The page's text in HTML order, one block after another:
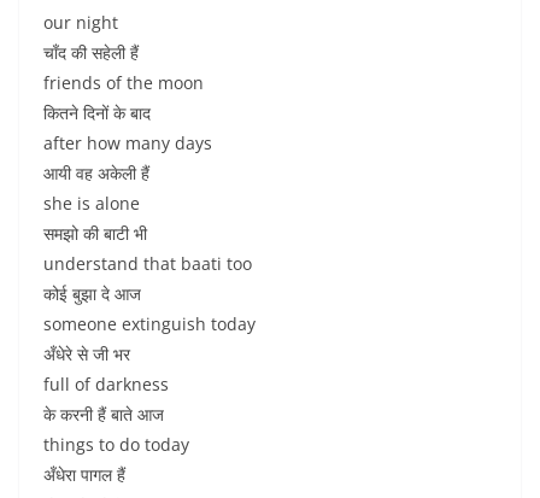
our night
चाँद की सहेली हैं
friends of the moon
कितने दिनों के बाद
after how many days
आयी वह अकेली हैं
she is alone
समझो की बाटी भी
understand that baati too
कोई बुझा दे आज
someone extinguish today
अँधेरे से जी भर
full of darkness
के करनी हैं बाते आज
things to do today
अँधेरा पागल हैं